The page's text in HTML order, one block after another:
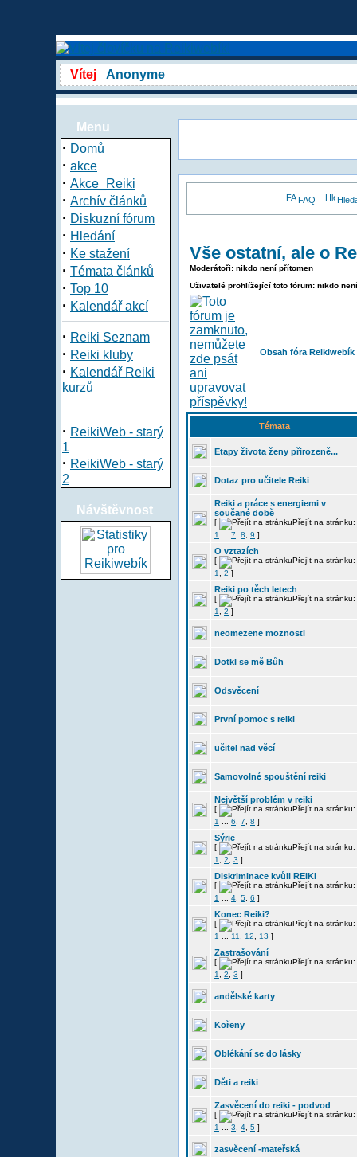
Vítej Anonyme
Menu
· Domů
· akce
· Akce_Reiki
· Archív článků
· Diskuzní fórum
· Hledání
· Ke stažení
· Témata článků
· Top 10
· Kalendář akcí
· Reiki Seznam
· Reiki kluby
· Kalendář Reiki
kurzů
· ReikiWeb - starý
1
· ReikiWeb - starý
2
Návštěvnost
FAQ
Vše ostatní, ale o
Moderátoři: nikdo není přítomen
Uživatelé prohlížející toto fórum: nikdo
Obsah fóra Reikiwebík
Témata
Etapy života ženy přirozeně...
Dotaz pro učitele Reiki
Reiki a práce s energiemi v
součané době
[
Přejít na stránku:
1
7 8 9 ]
O vztazích
[
Přejít na stránku:
1
2 ]
Reiki po těch letech
[
Přejít na stránku:
1
2 ]
neomezene moznosti
Dotkl se mě Bůh
Odsvěcení
První pomoc s reiki
učitel nad věcí
Samovolné spouštění reiki
Největší problém v reiki
[
Přejít na stránku:
1
6 7 8 ]
Sýrie
[
Přejít na stránku:
1
2 3 ]
Diskriminace kvůli REIKI
[
Přejít na stránku:
1
4 5 6 ]
Konec Reiki?
[
Přejít na stránku:
1
11 12 13 ]
Zastrašování
[
Přejít na stránku:
1
2 3 ]
andělské karty
Kořeny
Oblékání se do lásky
Děti a reiki
Zasvěcení do reiki - podvod
[
Přejít na stránku:
1
3 4 5 ]
zasvěcení -mateřská